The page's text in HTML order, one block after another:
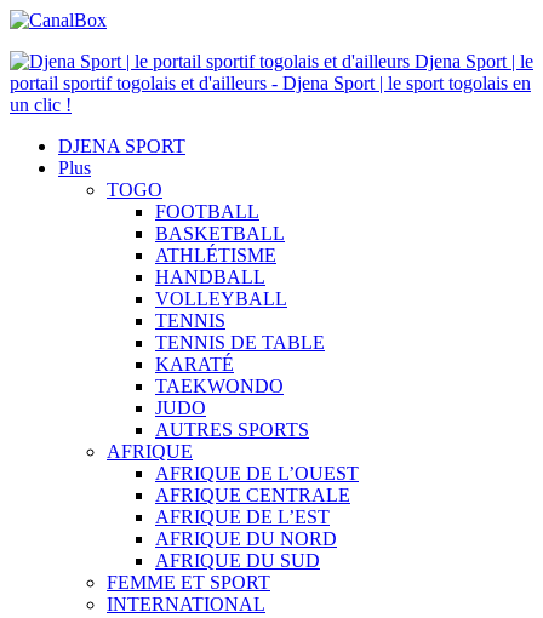
Djena Sport | le
portail sportif togolais et d'ailleurs - Djena Sport | le sport togolais en
un clic !
DJENA SPORT
Plus
TOGO
FOOTBALL
BASKETBALL
ATHLÉTISME
HANDBALL
VOLLEYBALL
TENNIS
TENNIS DE TABLE
KARATÉ
TAEKWONDO
JUDO
AUTRES SPORTS
AFRIQUE
AFRIQUE DE L’OUEST
AFRIQUE CENTRALE
AFRIQUE DE L’EST
AFRIQUE DU NORD
AFRIQUE DU SUD
FEMME ET SPORT
INTERNATIONAL